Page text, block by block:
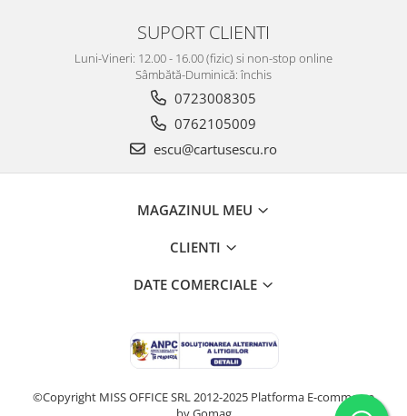
SUPORT CLIENTI
Luni-Vineri: 12.00 - 16.00 (fizic) si non-stop online
Sâmbătă-Duminică: închis
0723008305
0762105009
escu@cartusescu.ro
MAGAZINUL MEU
CLIENTI
DATE COMERCIALE
©Copyright MISS OFFICE SRL 2012-2025 Platforma E-commerce